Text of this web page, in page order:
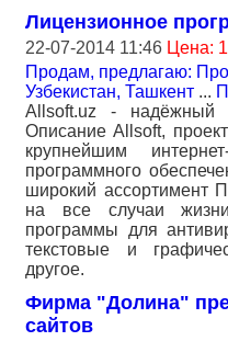
Лицензионное
22-07-2014 11:46 Цена:
Продам, предлагаю:
Узбекистан, Ташкент ...
Allsoft.uz - надёжный
Описание Allsoft,
крупнейшим
программного
широкий ассортимент
на все случаи
программы для
текстовые и
другое.
Фирма "Долина"
сайтов